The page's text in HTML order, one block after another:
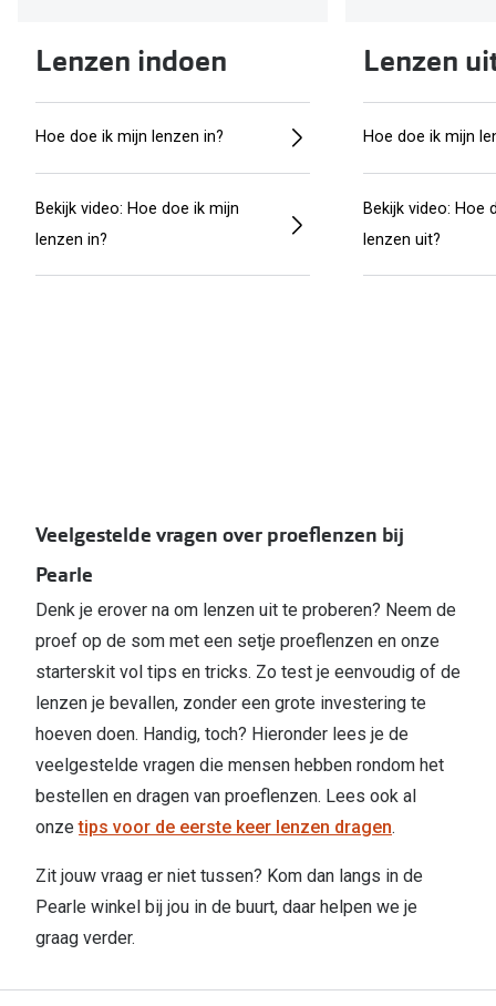
Lenzen indoen
Hoe doe ik mijn lenzen in?
Bekijk video: Hoe doe ik mijn
lenzen in?
Lenzen
Hoe doe ik mijn
Bekijk video: Hoe
lenzen uit?
Veelgestelde vragen over proeflenzen bij
Pearle
Denk je erover na om lenzen uit te proberen? Neem de
proef op de som met een setje proeflenzen en onze
starterskit vol tips en tricks. Zo test je eenvoudig of de
lenzen je bevallen, zonder een grote investering te
hoeven doen. Handig, toch? Hieronder lees je de
veelgestelde vragen die mensen hebben rondom het
bestellen en dragen van proeflenzen. Lees ook al
onzetips voor de eerste keer lenzen dragen.
Zit jouw vraag er niet tussen? Kom dan langs in de
Pearle winkel bij jou in de buurt, daar helpen we je
graag verder.